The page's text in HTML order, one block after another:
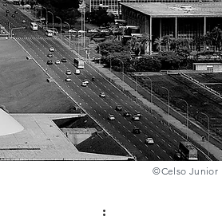
©️Celso Junior